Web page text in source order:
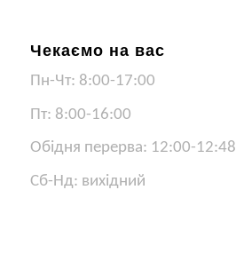
Чекаємо на вас
Пн-Чт: 8:00-17:00
Пт: 8:00-16:00
Обідня перерва: 12:00-12:48
Сб-Нд: вихідний